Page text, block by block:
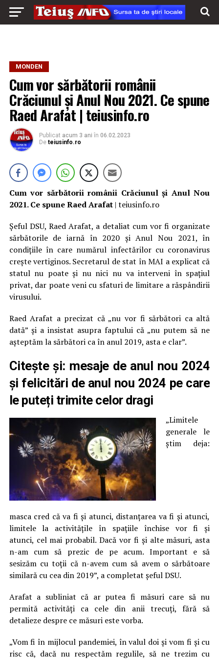
MONDEN
Cum vor sărbătorii românii
Crăciunul și Anul Nou 2021. Ce spune
Raed Arafat | teiusinfo.ro
Publicat acum 3 ani în 06.02.2023
De teiusinfo.ro
Cum vor sărbătorii românii Crăciunul și Anul Nou
2021. Ce spune Raed Arafat| teiusinfo.ro
Șeful DSU, Raed Arafat, a detaliat cum vor fi organizate
sărbătorile de iarnă în 2020 și Anul Nou 2021, în
condițiile în care numărul infectărilor cu coronavirus
crește vertiginos. Secretarul de stat în MAI a explicat că
statul nu poate și nu nici nu va interveni în spațiul
privat, dar poate veni cu sfaturi de limitare a răspândirii
virusului.
Raed Arafat a precizat că „nu vor fi sărbători ca altă
dată” și a insistat asupra faptului că „nu putem să ne
așteptăm la sărbători ca în anul 2019, asta e clar”.
Citește și: mesaje de anul nou 2024
și felicitări de anul nou 2024 pe care
le puteți trimite celor dragi
„Limitele
generale le
știm deja:
masca cred că va fi și atunci, distanțarea va fi și atunci,
limitele la activitățile în spațiile închise vor fi și
atunci, cel mai probabil. Dacă vor fi și alte măsuri, asta
n-am cum să prezic de pe acum. Important e să
sesizăm cu toții că n-avem cum să avem o sărbătoare
similară cu cea din 2019”, a completat șeful DSU.
Arafat a subliniat că ar putea fi măsuri care să nu
permită activități ca cele din anii trecuți, fără să
detalieze despre ce măsuri este vorba.
„Vom fi în mijlocul pandemiei, în valul doi și vom fi și cu
risc că, dacă nu respectăm regulile, să ne trezim cu